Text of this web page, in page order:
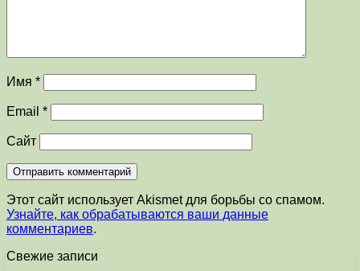
Имя *
Email *
Сайт
Этот сайт использует Akismet для борьбы со спамом.
Узнайте, как обрабатываются ваши данные
комментариев.
Свежие записи